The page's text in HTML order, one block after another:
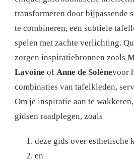
transformeren door bijpassende
te combineren, een subtiele
spelen met zachte verlichting.
zorgen inspiratiebronnen zoals
Lavoine of Anne de Solènevoor
combinaties van tafelkleden,
Om je inspiratie aan te
gidsen raadplegen, zoals
deze gids over esthetische
en